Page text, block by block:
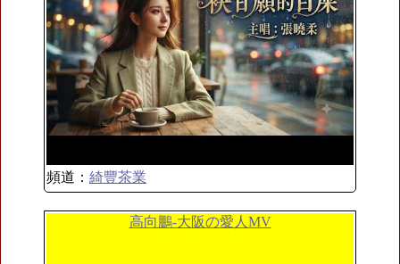
頻道： 綺豐茶業
高向鵬-大阪の愛人MV